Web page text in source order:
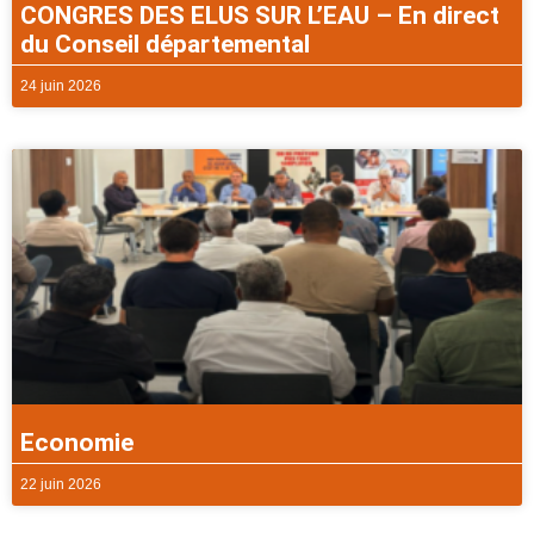
CONGRES DES ELUS SUR L’EAU – En direct
du Conseil départemental
24 juin 2026
Economie
22 juin 2026